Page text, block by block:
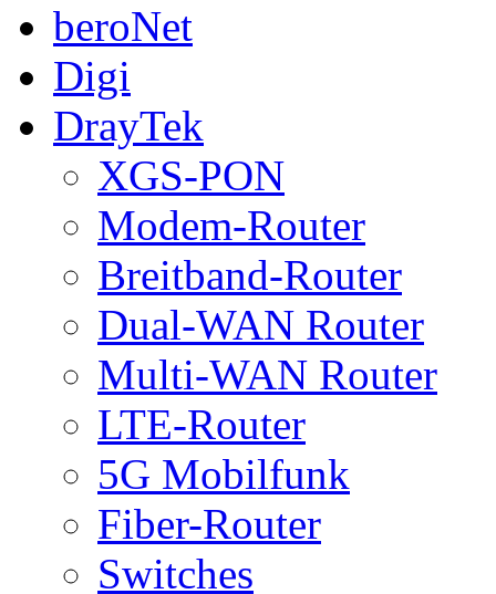
beroNet
Digi
DrayTek
XGS-PON
Modem-Router
Breitband-Router
Dual-WAN Router
Multi-WAN Router
LTE-Router
5G Mobilfunk
Fiber-Router
Switches